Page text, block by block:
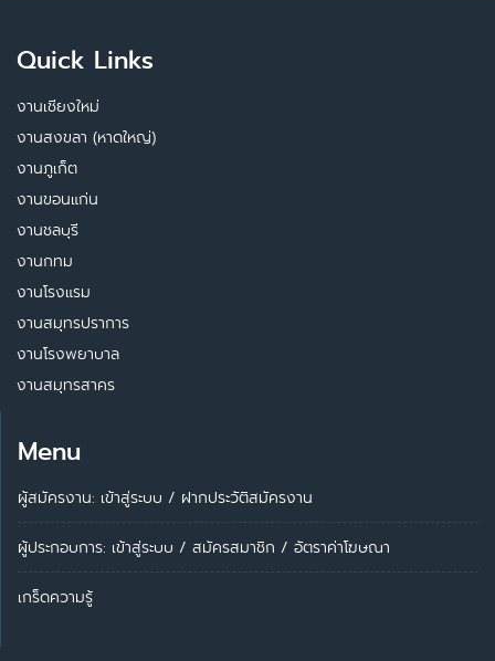
Quick Links
งานเชียงใหม่
งานสงขลา (หาดใหญ่)
งานภูเก็ต
งานขอนแก่น
งานชลบุรี
งานกทม
งานโรงแรม
งานสมุทรปราการ
งานโรงพยาบาล
งานสมุทรสาคร
Menu
ผู้สมัครงาน: เข้าสู่ระบบ / ฝากประวัติสมัครงาน
ผู้ประกอบการ: เข้าสู่ระบบ / สมัครสมาชิก / อัตราค่าโฆษณา
เกร็ดความรู้